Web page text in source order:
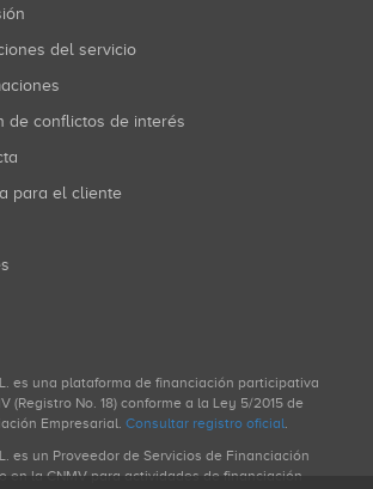
del servicio
de conflictos de interés
para el cliente
es una plataforma de financiación participativa
(Registro No. 18) conforme a la Ley 5/2015 de
Empresarial. Consultar registro oficial.
es un Proveedor de Servicios de Financiación
en la CNMV para actividades de financiación